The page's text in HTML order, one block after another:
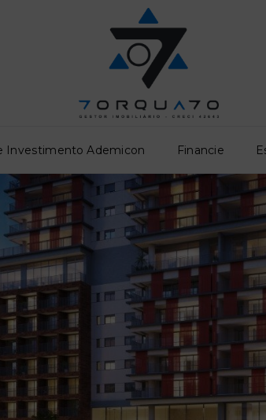
Investimento Ademicon Financie